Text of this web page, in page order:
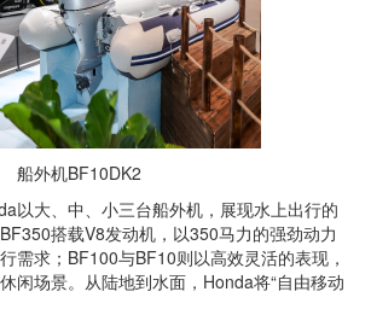
船外机BF10DK2
大、中、小三台船外机，展现水上出行的
BF350搭载V8发动机，以350马力的强劲动力
需求； BF100与BF10则以高效灵活的表现，
闲场景。从陆地到水面，Honda将“自由移动